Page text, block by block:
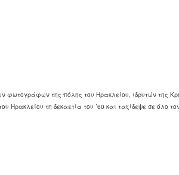
της πόλης του Ηρακλείου, ιδρυτών της
Ηρακλείου τη δεκαετία του ᾽60 και ταξίδεψε σε όλο